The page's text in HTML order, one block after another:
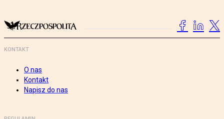
KONTAKT
O nas
Kontakt
Napisz do nas